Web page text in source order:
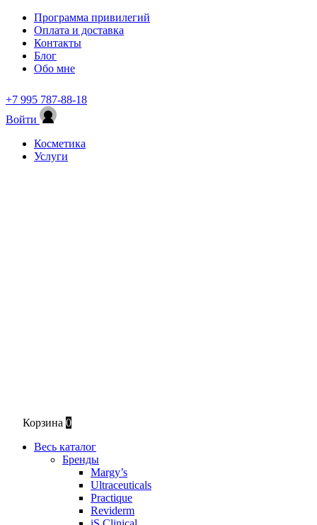
Программа привилегий
Оплата и доставка
Контакты
Блог
Обо мне
+7 995 787-88-18
Войти
Косметика
Услуги
Корзина 0
Весь каталог
Бренды
Margy’s
Ultraceuticals
Practique
Reviderm